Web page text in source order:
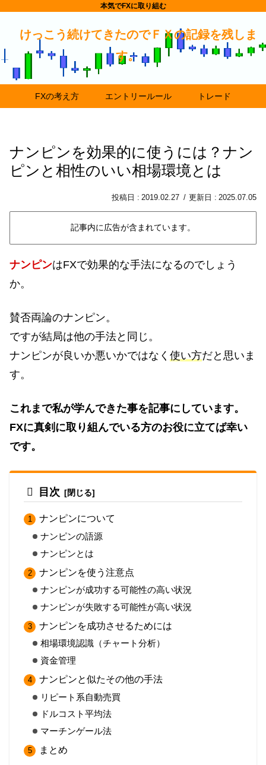
本気でFXに取り組む
けっこう続けてきたのでＦＸの記録を残しま
す。
FXの考え方 エントリールール トレード
ナンピンを効果的に使うには？ナン
ピンと相性のいい相場環境とは
2019.02.27 2025.07.05
記事内に広告が含まれています。
ナンピンはFXで効果的な手法になるのでしょう
か。
賛否両論のナンピン。
ですが結局は他の手法と同じ。
ナンピンが良いか悪いかではなく 使い方だと思いま
す。
これまで私が学んできた事を記事にしています。
FXに真剣に取り組んでいる方のお役に立てば幸い
です。
目次
ナンピンについて
ナンピンの語源
ナンピンとは
ナンピンを使う注意点
ナンピンが成功する可能性の高い状況
ナンピンが失敗する可能性が高い状況
ナンピンを成功させるためには
相場環境認識（チャート分析）
資金管理
ナンピンと似たその他の手法
リピート系自動売買
ドルコスト平均法
マーチンゲール法
まとめ